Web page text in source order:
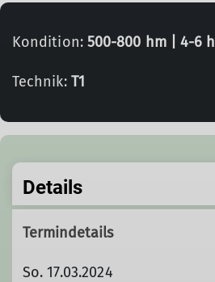
Kondition: 500-800 hm | 4-6 h
Technik: T1
Details
Termindetails
So. 17.03.2024